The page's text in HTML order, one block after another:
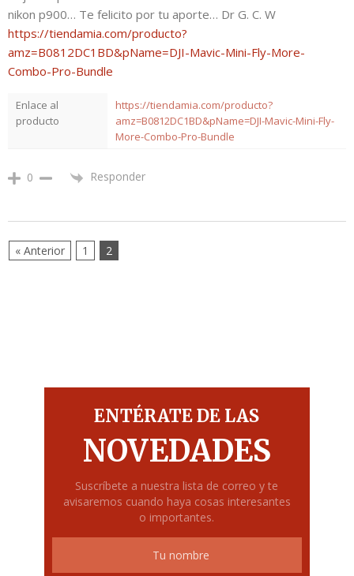
nikon p900… Te felicito por tu aporte… Dr G. C. W
https://tiendamia.com/producto?
amz=B0812DC1BD&pName=DJI-Mavic-Mini-Fly-More-
Combo-Pro-Bundle
Enlace al
producto
https://tiendamia.com/producto?
amz=B0812DC1BD&pName=DJI-Mavic-Mini-Fly-
More-Combo-Pro-Bundle
0 Responder
« Anterior 1 2
ENTÉRATE DE LAS
NOVEDADES
Suscríbete a nuestra lista de correo y te
avisaremos cuando haya cosas interesantes
o importantes.